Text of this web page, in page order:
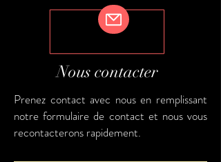
Nous contacter
Prenez contact avec nous en remplissant
notre formulaire de contact et nous vous
recontacterons rapidement.